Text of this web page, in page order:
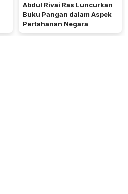
Abdul Rivai Ras Luncurkan
Buku Pangan dalam Aspek
Pertahanan Negara